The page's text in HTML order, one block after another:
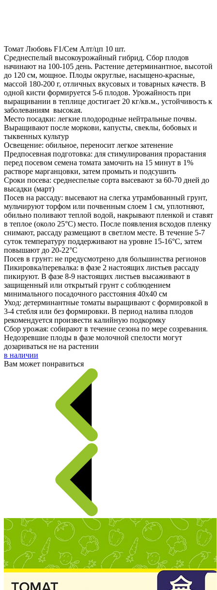
Томат Любовь F1/Сем Алт/цп 10 шт.
Среднеспелый высокоурожайный гибрид. Сбор плодов
начинают на 100-105 день. Растение детерминантное, высотой
до 120 см, мощное. Плоды округлые, насыщено-красные,
массой 180-200 г, отличных вкусовых и товарных качеств. В
одной кисти формируется 5-6 плодов. Урожайность при
выращивании в теплице достигает 20 кг/кв.м., устойчивость к
заболеваниям высокая.
Место посадки: легкие плодородные нейтральные почвы.
Выращивают после моркови, капусты, свеклы, бобовых и
тыквенных культур
Освещение: обильное, переносит легкое затенение
Предпосевная подготовка: для стимулирования прорастания
перед посевом семена томата замочить на 15 минут в 1%
растворе марганцовки, затем промыть и подсушить
Сроки посева: среднеспелые сорта высевают за 60-70 дней до
высадки (март)
Посев на рассаду: высевают на слегка утрамбованный грунт,
мульчируют торфом или почвенным слоем 1 см, уплотняют,
обильно поливают теплой водой, накрывают пленкой и ставят
в теплое (около 25°С) место. После появления всходов пленку
снимают, рассаду размещают в светлом месте. В течение 5-7
суток температуру поддерживают на уровне 15-16°С, затем
повышают до 20-22°С
Посев в грунт: не предусмотрено для большинства регионов
Пикировка/перевалка: в фазе 2 настоящих листьев рассаду
пикируют. В фазе 8-9 настоящих листьев высаживают в
защищенный или открытый грунт с соблюдением
минимального посадочного расстояния 40х40 см
Уход: детерминантные томаты выращивают с формировкой в
3-4 стебля или без формировки. В период налива плодов
рекомендуется произвести калийную подкормку
Сбор урожая: собирают в течение сезона по мере созревания.
Недозревшие плоды в фазе молочной спелости могут
дозариваться не на растении
в наличии
Вам может понравиться